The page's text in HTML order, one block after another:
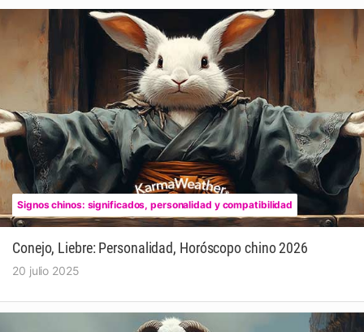
Signos chinos: significados, personalidad y compatibilidad
Conejo, Liebre: Personalidad, Horóscopo chino 2026
20 julio 2025